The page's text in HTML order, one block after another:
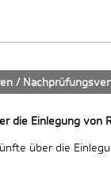
/
die Einlegung von
über die